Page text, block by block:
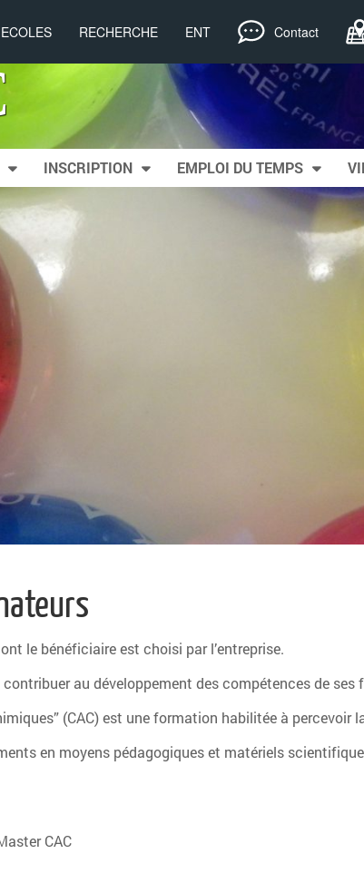
RECHERCHE ENT Contact
INSCRIPTION EMPLOI DU TEMPS
le bénéficiaire est choisi par l’entreprise.
au développement des compétences de
(CAC) est une formation habilitée à percevoir
en moyens pédagogiques et matériels
CAC